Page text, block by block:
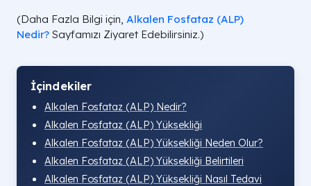
(Daha Fazla Bilgi için, Alkalen Fosfataz (ALP)
Nedir? Sayfamızı Ziyaret Edebilirsiniz.)
İçindekiler
Alkalen Fosfataz (ALP) Nedir?
Alkalen Fosfataz (ALP) Yüksekliği
Alkalen Fosfataz (ALP) Yüksekliği Neden Olur?
Alkalen Fosfataz (ALP) Yüksekliği Belirtileri
Alkalen Fosfataz (ALP) Yüksekliği Nasıl Tedavi